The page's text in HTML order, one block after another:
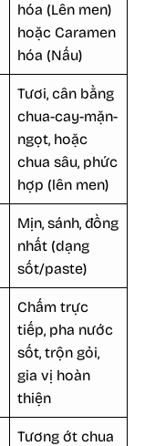
hóa (Lên men)
hoặc Caramen
hóa (Nấu)
Tươi, cân bằng
chua-cay-mặn-
ngọt, hoặc
chua sâu, phức
hợp (lên men)
Mịn, sánh, đồng
nhất (dạng
sốt/paste)
Chấm trực
tiếp, pha nước
sốt, trộn gỏi,
gia vị hoàn
thiện
Tương ớt chua